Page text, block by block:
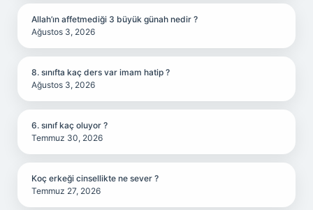
Allah’ın affetmediği 3 büyük günah nedir ?
Ağustos 3, 2026
8. sınıfta kaç ders var imam hatip ?
Ağustos 3, 2026
6. sınıf kaç oluyor ?
Temmuz 30, 2026
Koç erkeği cinsellikte ne sever ?
Temmuz 27, 2026